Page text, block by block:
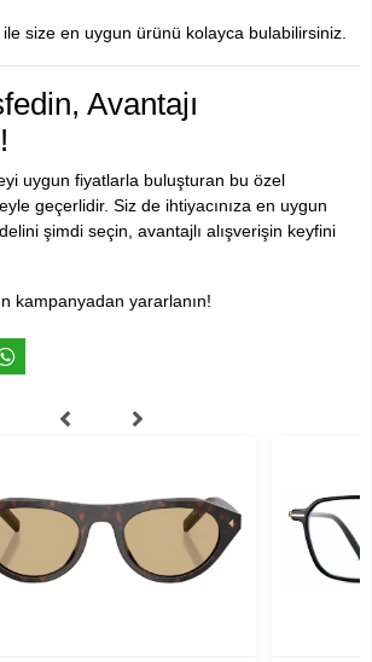
size en uygun ürünü kolayca bulabilirsiniz.
Avantajı
uygun fiyatlarla buluşturan bu özel
geçerlidir. Siz de ihtiyacınıza en uygun
şimdi seçin, avantajlı alışverişin keyfini
kampanyadan yararlanın!